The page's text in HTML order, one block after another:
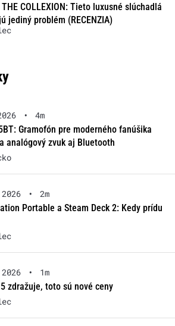
COLLEXION: Tieto luxusné slúchadlá
jediný problém (RECENZIA)
•
4m
Gramofón pre moderného fanúšika
analógový zvuk aj Bluetooth
•
2m
Portable a Steam Deck 2: Kedy prídu
•
1m
zdražuje, toto sú nové ceny